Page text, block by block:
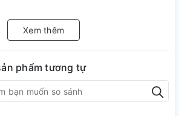
sẽ tự động chuyển sang chế độ giữ
gia đình bạn luôn thơm ngon, đầy đủ
Xem thêm
phẩm tương tự